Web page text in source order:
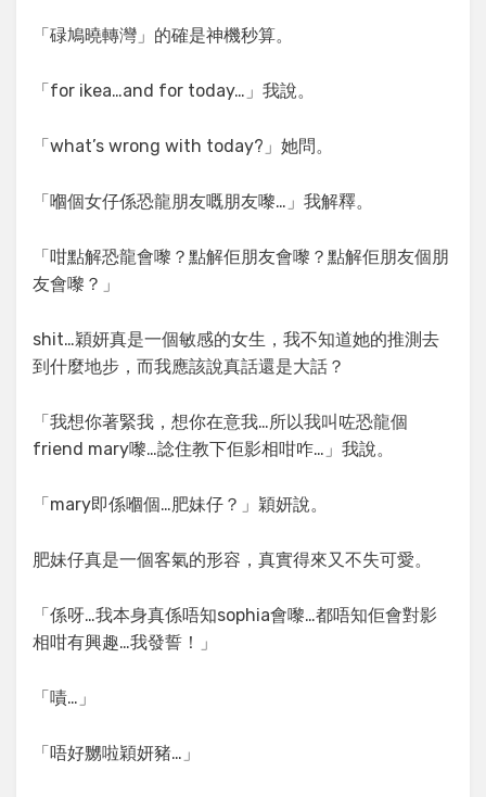
「碌鳩曉轉灣」的確是神機秒算。
「for ikea…and for today…」我說。
「what’s wrong with today?」她問。
「嗰個女仔係恐龍朋友嘅朋友嚟…」我解釋。
「咁點解恐龍會嚟？點解佢朋友會嚟？點解佢朋友個朋
友會嚟？」
shit…穎妍真是一個敏感的女生，我不知道她的推測去
到什麼地步，而我應該說真話還是大話？
「我想你著緊我，想你在意我…所以我叫咗恐龍個
friend mary嚟…諗住教下佢影相咁咋…」我說。
「mary即係嗰個…肥妹仔？」穎妍說。
肥妹仔真是一個客氣的形容，真實得來又不失可愛。
「係呀…我本身真係唔知sophia會嚟…都唔知佢會對影
相咁有興趣…我發誓！」
「嘖…」
「唔好嬲啦穎妍豬…」